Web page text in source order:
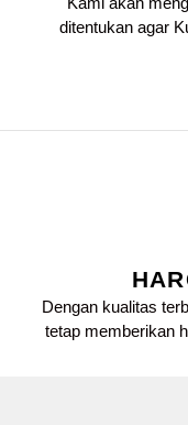
ditentukan agar
Dengan kualitas
tetap memberikan